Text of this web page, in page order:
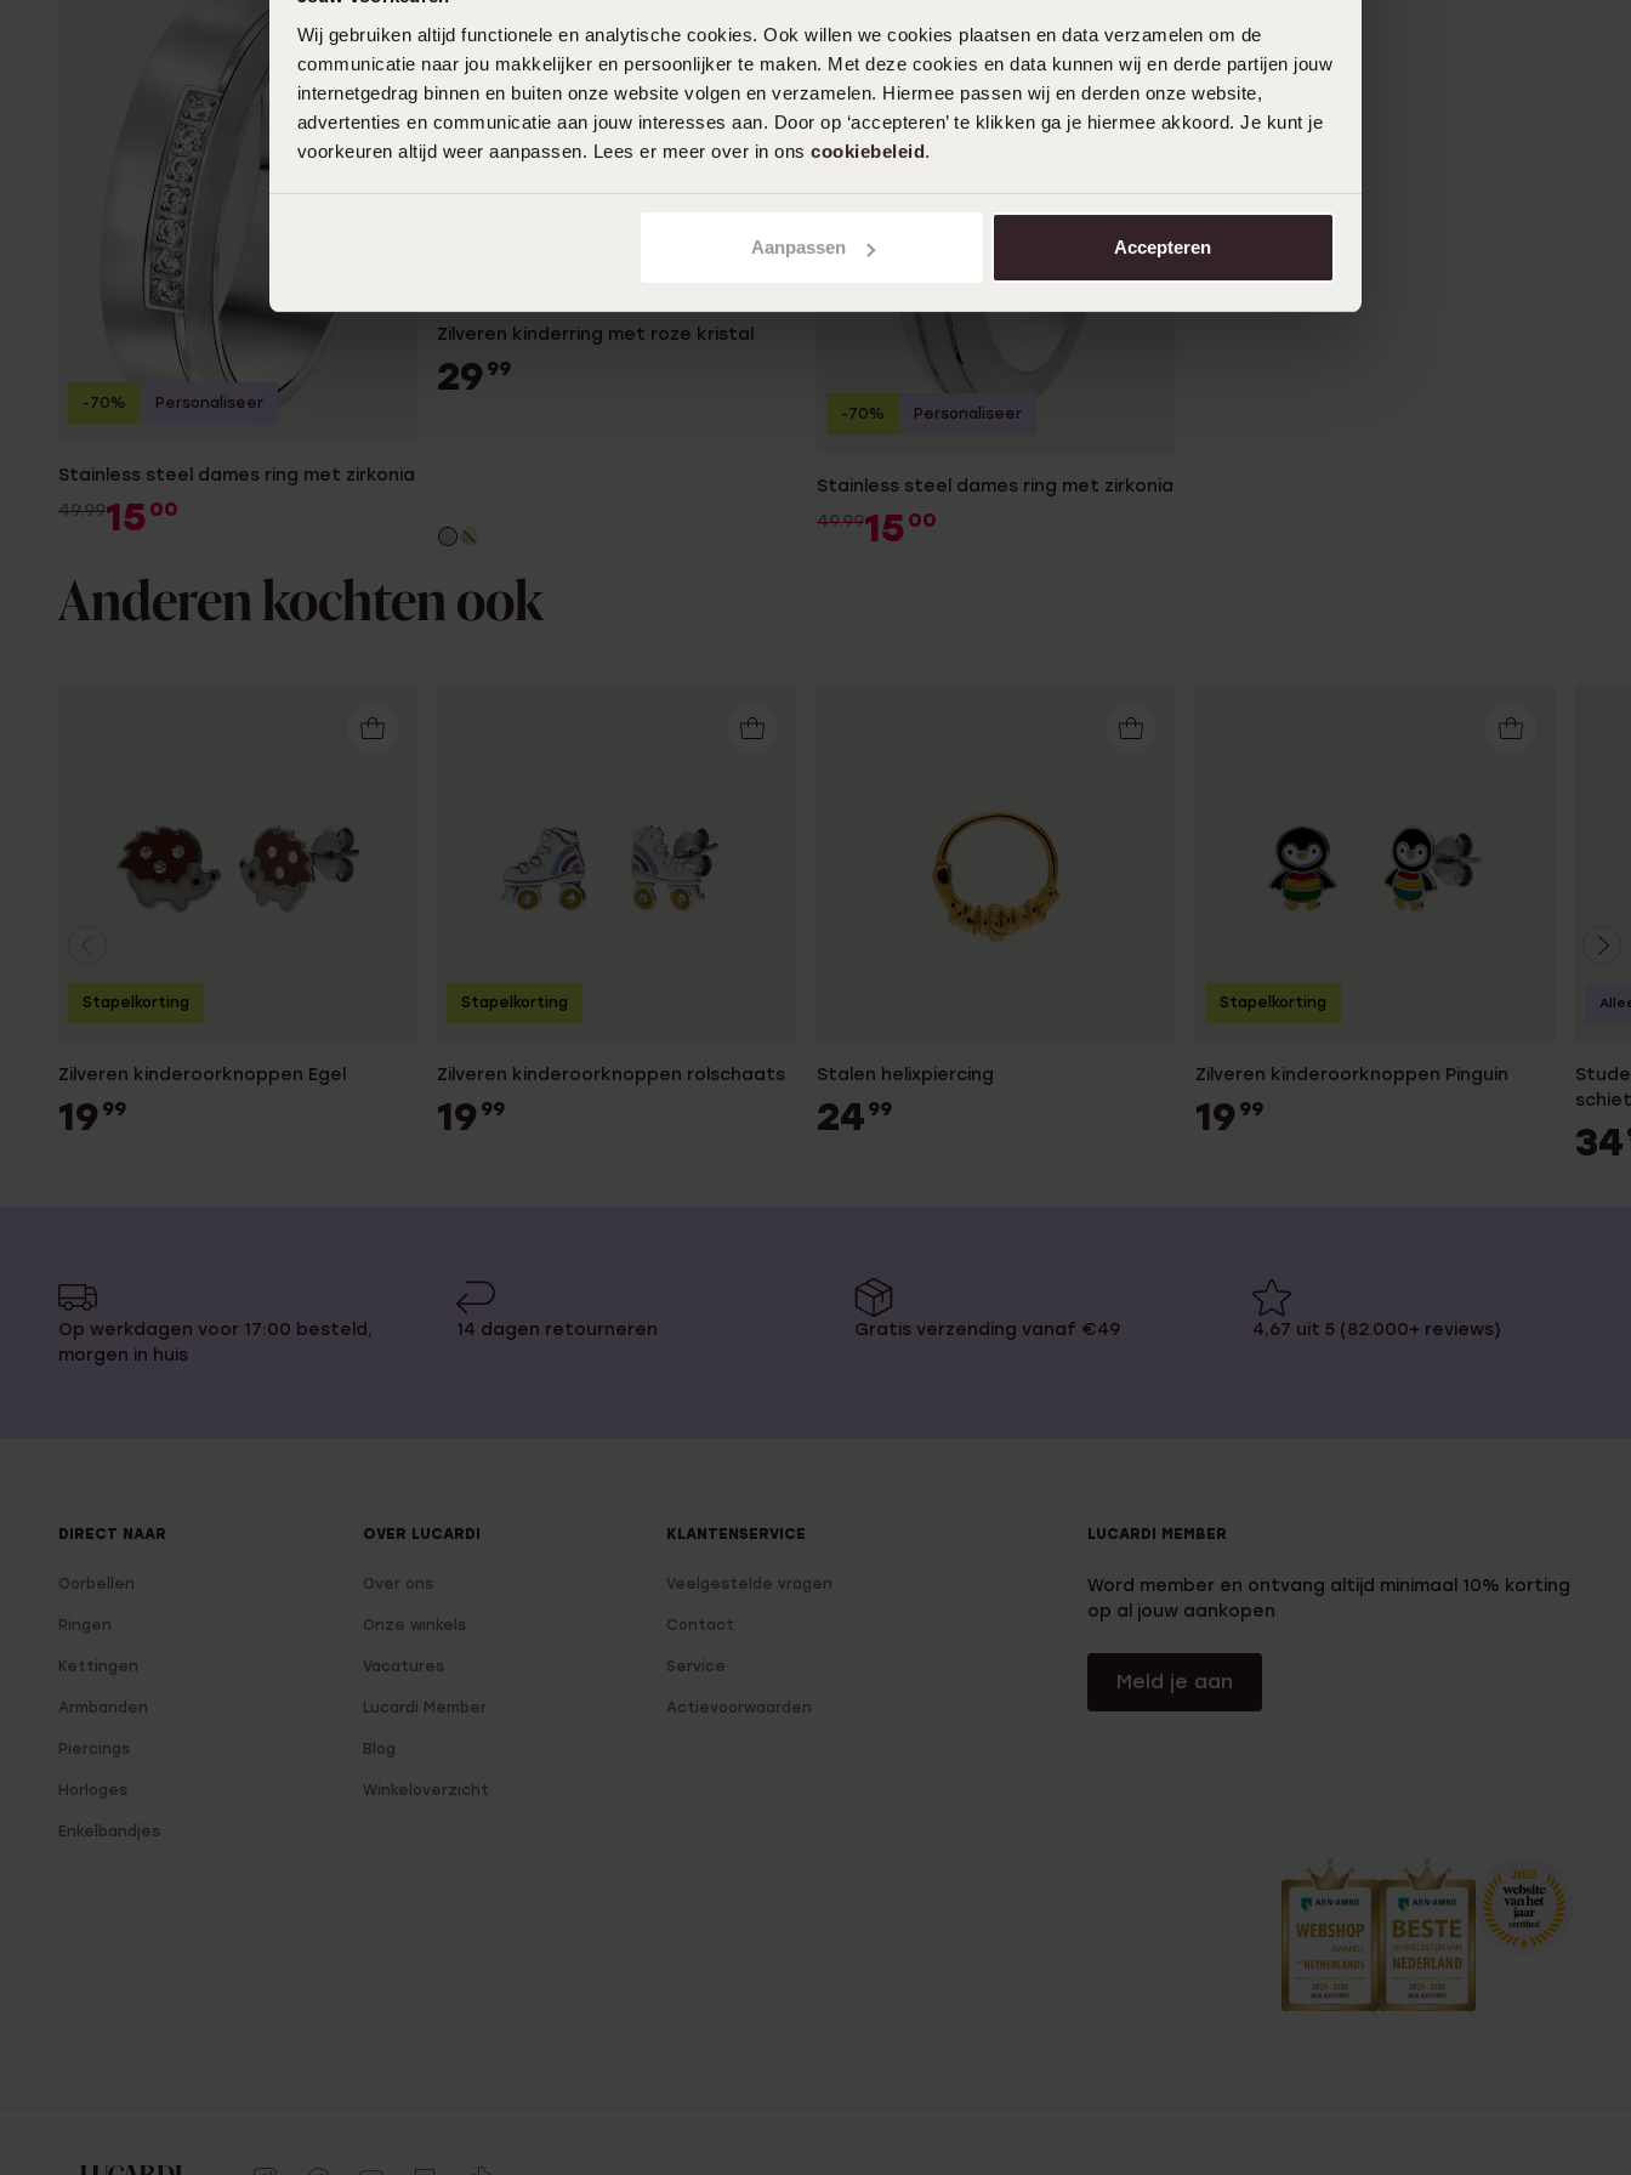
Wij gebruiken altijd functionele en analytische cookies. Ook willen we cookies plaatsen en data verzamelen om de
communicatie naar jou makkelijker en persoonlijker te maken. Met deze cookies en data kunnen wij en derde partijen jouw
internetgedrag binnen en buiten onze website volgen en verzamelen. Hiermee passen wij en derden onze website,
advertenties en communicatie aan jouw interesses aan. Door op ‘accepteren’ te klikken ga je hiermee akkoord. Je kunt je
voorkeuren altijd weer aanpassen. Lees er meer over in ons cookiebeleid.
Aanpassen Accepteren
Stainless steel dames ring met zirkonia
49.9915 00
-70% Personaliseer
Zilveren kinderring met roze kristal
29 99
Stainless steel dames ring met zirkonia
49.9915 00
-70% Personaliseer
Anderen kochten ook
Zilveren kinderoorknoppen Egel
19 99
Stapelkorting
Zilveren kinderoorknoppen rolschaats
19 99
Stapelkorting
Stalen helixpiercing
24 99
Zilveren kinderoorknoppen Pinguin
19 99
Stapelkorting
Studex 9 karaat
34
Op werkdagen voor 17:00 besteld,
morgen in huis
14 dagen retourneren Gratis verzending vanaf €49 4,67 uit 5 (82.000+ reviews)
DIRECT NAAR
Oorbellen
Ringen
Kettingen
Armbanden
Piercings
Horloges
Enkelbandjes
OVER LUCARDI
Over ons
Onze winkels
Vacatures
Lucardi Member
Blog
Winkeloverzicht
KLANTENSERVICE
Veelgestelde vragen
Contact
Service
Actievoorwaarden
LUCARDI MEMBER
Word member en ontvang altijd minimaal 10% korting
op al jouw aankopen
Meld je aan